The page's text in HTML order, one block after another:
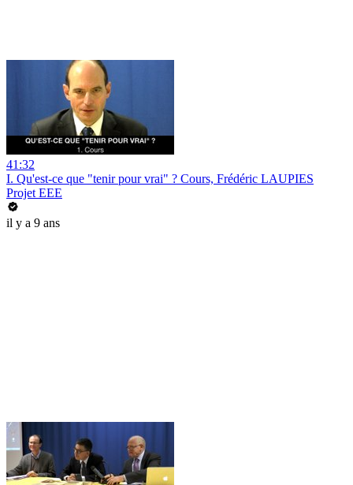
41:32
I. Qu'est-ce que "tenir pour vrai" ? Cours, Frédéric LAUPIES
Projet EEE
il y a 9 ans